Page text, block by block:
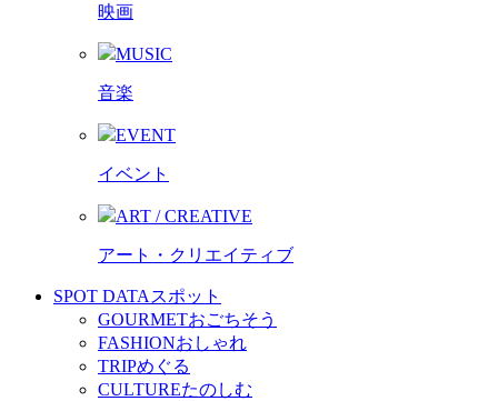
映画
MUSIC
音楽
EVENT
イベント
ART / CREATIVE
アート・クリエイティブ
SPOT DATA スポット
GOURMETおごちそう
FASHIONおしゃれ
TRIPめぐる
CULTUREたのしむ